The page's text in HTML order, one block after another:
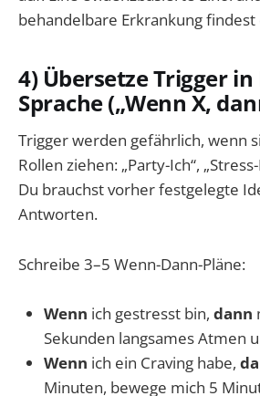
behandelbare Erkrankung
4) Übersetze Trigger
Sprache („Wenn X,
Trigger werden gefährlich, wenn
Rollen ziehen: „Party-Ich“,
Du brauchst vorher festgelegte
Antworten.
Schreibe 3–5 Wenn-Dann-Pläne:
Wenn ich gestresst bin, dann
Sekunden langsames Atmen
Wenn ich ein Craving habe,
Minuten, bewege mich 5